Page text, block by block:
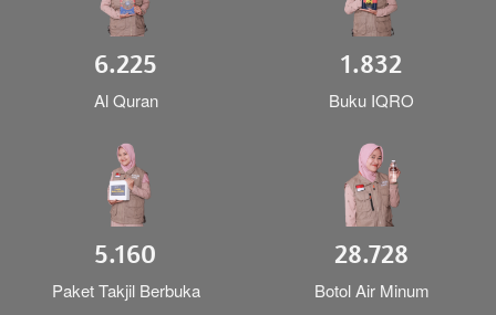
6.225
Al Quran
1.832
Buku IQRO
5.160
Paket Takjil Berbuka
28.728
Botol Air Minum